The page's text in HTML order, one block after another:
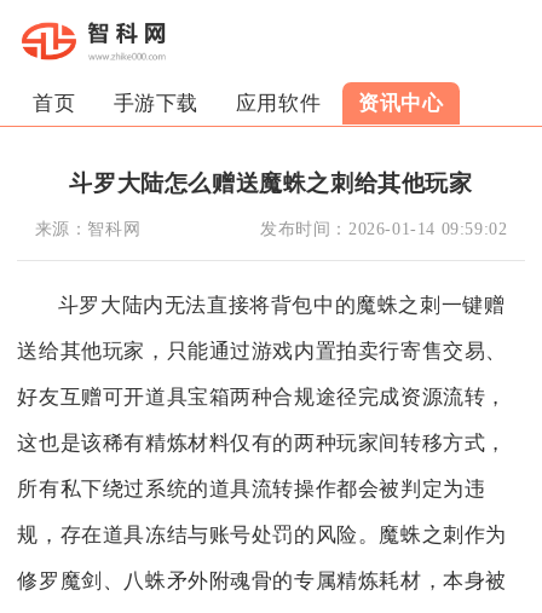
首页 手游下载 应用软件 资讯中心
斗罗大陆怎么赠送魔蛛之刺给其他玩家
来源： 智科网 发布时间： 2026-01-14 09:59:02
斗罗大陆内无法直接将背包中的魔蛛之刺一键赠
送给其他玩家，只能通过游戏内置拍卖行寄售交易、
好友互赠可开道具宝箱两种合规途径完成资源流转，
这也是该稀有精炼材料仅有的两种玩家间转移方式，
所有私下绕过系统的道具流转操作都会被判定为违
规，存在道具冻结与账号处罚的风险。魔蛛之刺作为
修罗魔剑、八蛛矛外附魂骨的专属精炼耗材，本身被